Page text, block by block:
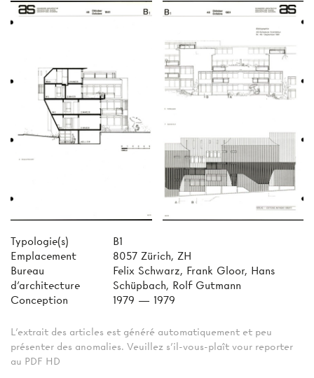
Typologie(s)
B1
Emplacement
8057 Zürich, ZH
Bureau
d'architecture
Felix Schwarz, Frank Gloor, Hans
Schüpbach, Rolf Gutmann
Conception
1979 — 1979
L'extrait des articles est généré automatiquement et peu
présenter des anomalies. Veuillez s'il-vous-plaît vour reporter
au PDF HD